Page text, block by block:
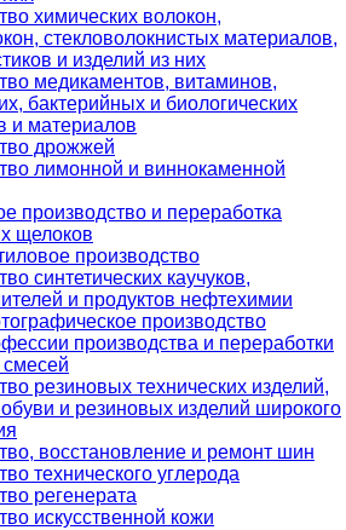
химических волокон,
стекловолокнистых материалов,
и изделий из них
медикаментов, витаминов,
бактерийных и биологических
и материалов
дрожжей
лимонной и виннокаменной
производство и переработка
щелоков
производство
синтетических каучуков,
и продуктов нефтехимии
производство
производства и переработки
резиновых технических изделий,
и резиновых изделий широкого
восстановление и ремонт шин
технического углерода
регенерата
искусственной кожи